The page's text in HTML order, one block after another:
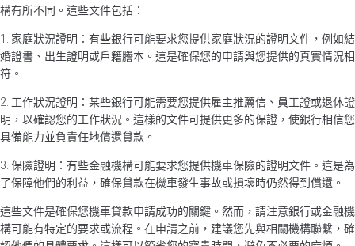
構有所不同。這些文件包括：
1. 家庭狀況證明：有些銀行可能要求您提供家庭狀況的證明文件，例如結
婚證書、出生證明或戶籍謄本。這是確保您的申請與您提供的真實情況相
符。
2. 工作狀況證明：某些銀行可能需要您提供雇主推薦信、員工證或退休證
明，以確認您的工作狀況。這樣的文件可提供更多的保證，使銀行相信您
具備能力並負責任地償還貸款。
3. 保險證明：有些金融機構可能要求您提供機車保險的證明文件。這是為
了保障他們的利益，確保貸款在機車發生事故或損壞時仍然得到償還。
這些文件是確保您機車貸款申請成功的關鍵。然而，請注意銀行或金融機
構可能有特定的要求或流程。在申請之前，建議您先與相關機構聯繫，確